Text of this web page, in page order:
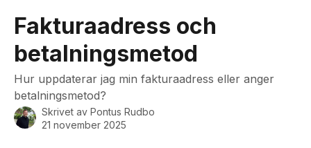
Fakturaadress och
betalningsmetod
Hur uppdaterar jag min fakturaadress eller anger
betalningsmetod?
Skrivet av Pontus Rudbo
21 november 2025